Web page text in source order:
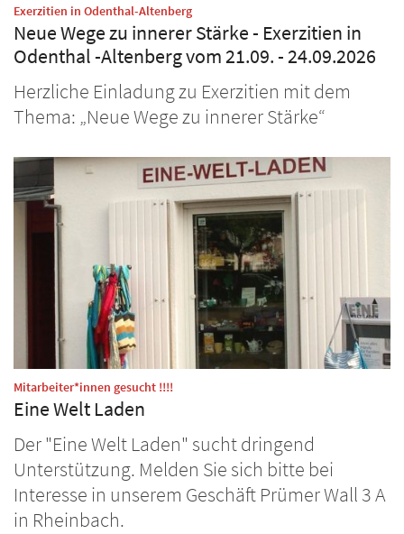
Exerzitien in Odenthal-Altenberg:
Neue Wege zu innerer Stärke - Exerzitien in
Odenthal -Altenberg vom 21.09. - 24.09.2026
Herzliche Einladung zu Exerzitien mit dem
Thema: „Neue Wege zu innerer Stärke“
Mitarbeiter*innen gesucht !!!!
Eine Welt Laden
Der "Eine Welt Laden" sucht dringend
Unterstützung. Melden Sie sich bitte bei
Interesse in unserem Geschäft Prümer Wall 3 A
in Rheinbach.